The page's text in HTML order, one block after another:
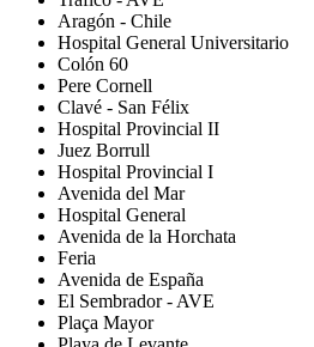
Aragón - Chile
Hospital General Universitario
Colón 60
Pere Cornell
Clavé - San Félix
Hospital Provincial II
Juez Borrull
Hospital Provincial I
Avenida del Mar
Hospital General
Avenida de la Horchata
Feria
Avenida de España
El Sembrador - AVE
Plaça Mayor